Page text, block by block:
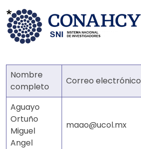
Nombre
completo
Correo electrónico
Aguayo
Ortuño
Miguel
Angel
maao@ucol.mx